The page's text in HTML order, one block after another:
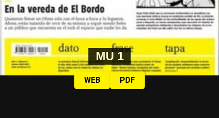
MU 1
WEB PDF